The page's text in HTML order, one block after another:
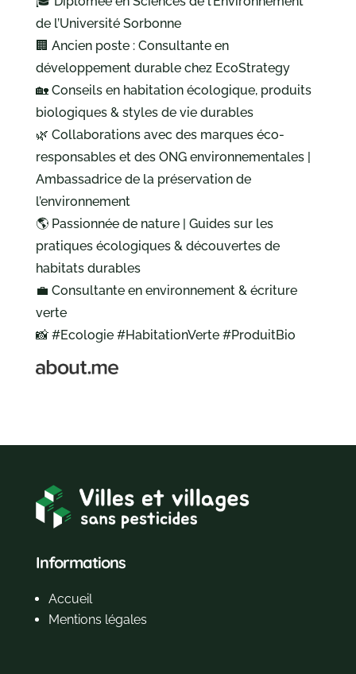
de l’Université Sorbonne
🏢 Ancien poste : Consultante en
développement durable chez EcoStrategy
🏡 Conseils en habitation écologique, produits
biologiques & styles de vie durables
🌿 Collaborations avec des marques éco-
responsables et des ONG environnementales |
Ambassadrice de la préservation de
l’environnement
🌎 Passionnée de nature | Guides sur les
pratiques écologiques & découvertes de
habitats durables
💼 Consultante en environnement & écriture
verte
📸 #Ecologie #HabitationVerte #ProduitBio
Informations
Accueil
Mentions légales